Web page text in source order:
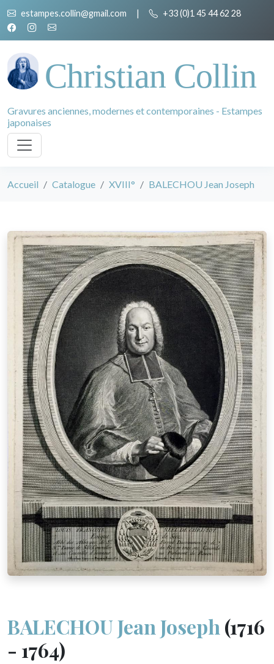
estampes.collin@gmail.com | +33 (0)1 45 44 62 28
Christian Collin
Gravures anciennes, modernes et contemporaines - Estampes
japonaises
Accueil Catalogue XVIII° BALECHOU Jean Joseph
BALECHOU Jean Joseph (1716
- 1764)